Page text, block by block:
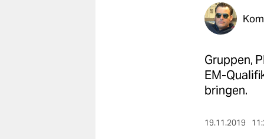
Gruppen,
EM-
bringen.
19.11.2019